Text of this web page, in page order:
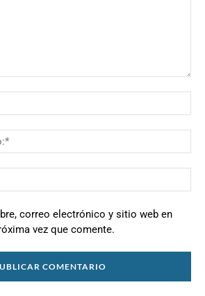
correo electrónico y sitio web en
vez que comente.